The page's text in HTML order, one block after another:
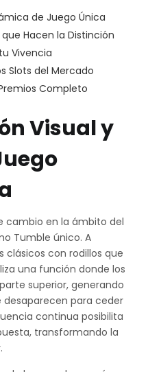
de Juego Única
Hacen la Distinción
Vivencia
Slots del Mercado
Completo
Visual y
cambio en la ámbito del
Tumble único. A
con rodillos que
una función donde los
superior, generando
para ceder
continua posibilita
transformando la